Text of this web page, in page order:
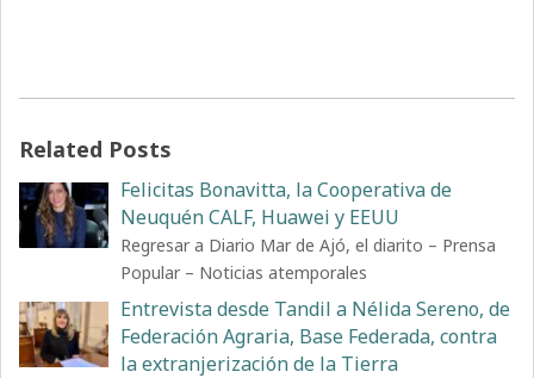
Related Posts
Felicitas Bonavitta, la Cooperativa de
Neuquén CALF, Huawei y EEUU
Regresar a Diario Mar de Ajó, el diarito – Prensa
Popular – Noticias atemporales
Entrevista desde Tandil a Nélida Sereno, de
Federación Agraria, Base Federada, contra
la extranjerización de la Tierra